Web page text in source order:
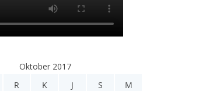
Oktober 2017
R K J S M